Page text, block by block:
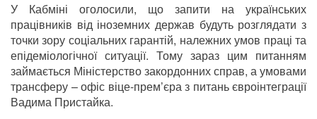
У Кабміні оголосили, що запити на українських
працівників від іноземних держав будуть розглядати з
точки зору соціальних гарантій, належних умов праці та
епідеміологічної ситуації. Тому зараз цим питанням
займається Міністерство закордонних справ, а умовами
трансферу – офіс віце-прем’єра з питань євроінтеграції
Вадима Пристайка.